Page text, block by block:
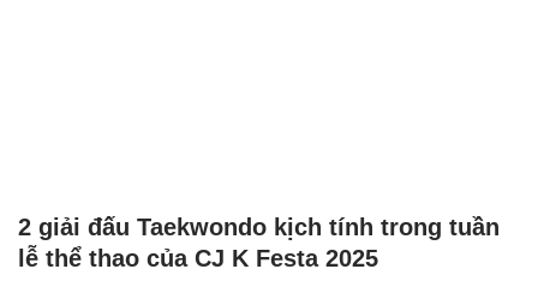
2 giải đấu Taekwondo kịch tính trong tuần
lễ thể thao của CJ K Festa 2025